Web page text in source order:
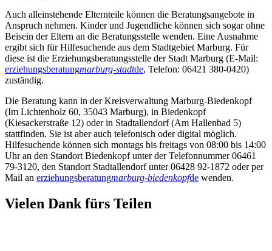
Auch alleinstehende Elternteile können die Beratungsangebote in
Anspruch nehmen. Kinder und Jugendliche können sich sogar ohne
Beisein der Eltern an die Beratungsstelle wenden. Eine Ausnahme
ergibt sich für Hilfesuchende aus dem Stadtgebiet Marburg. Für
diese ist die Erziehungsberatungsstelle der Stadt Marburg (E-Mail:
erziehungsberatungmarburg-stadtde, Telefon: 06421 380-0420)
zuständig.
Die Beratung kann in der Kreisverwaltung Marburg-Biedenkopf
(Im Lichtenholz 60, 35043 Marburg), in Biedenkopf
(Kiesackerstraße 12) oder in Stadtallendorf (Am Hallenbad 5)
stattfinden. Sie ist aber auch telefonisch oder digital möglich.
Hilfesuchende können sich montags bis freitags von 08:00 bis 14:00
Uhr an den Standort Biedenkopf unter der Telefonnummer 06461
79-3120, den Standort Stadtallendorf unter 06428 92-1872 oder per
Mail an erziehungsberatungmarburg-biedenkopfde wenden.
Vielen Dank fürs Teilen